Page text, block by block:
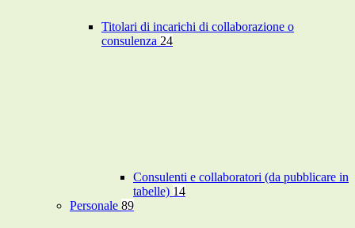
Titolari di incarichi di collaborazione o
consulenza 24
Consulenti e collaboratori (da pubblicare in
tabelle) 14
Personale 89